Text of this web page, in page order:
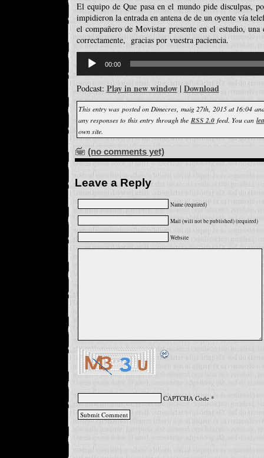
El equipo de Que pasa en el mundo pide disculpas,
impidieron la entrada en antena de de un oyente vía
el compañero de Movistar presente en el estudio,
correctamente, gracias por vuestra paciencia.
d'àudio
00:00
Podcast: Play in new window| Download
This entry was posted on Dimecres, maig 27th, 2015 at 16:04
any responses to this entry through the RSS 2.0 feed. You can
own site.
(no comments yet)
Leave a Reply
Name (required)
Mail (will not be published) (required)
Website
CAPTCHA Code*